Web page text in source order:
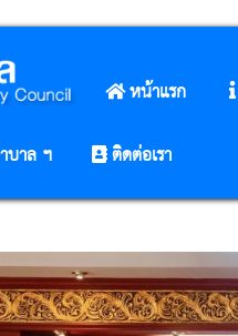
หน้าแรก
บาล ฯ
ติดต่อเรา